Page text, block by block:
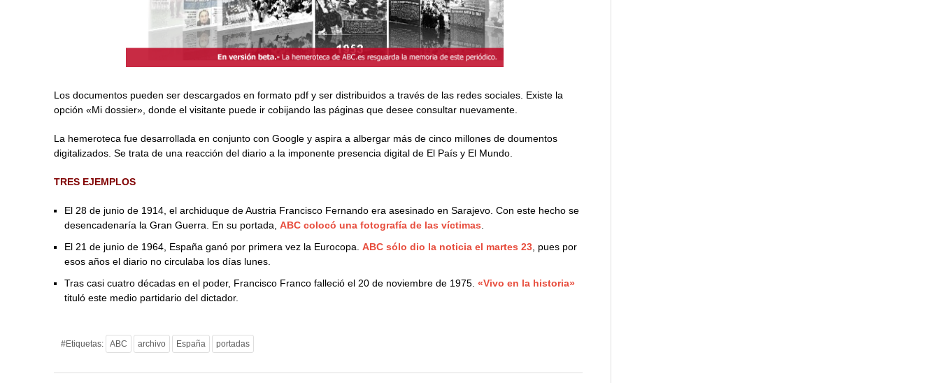
Los documentos pueden ser descargados en formato pdf y ser distribuidos a través de las redes sociales. Existe la
opción «Mi dossier», donde el visitante puede ir cobijando las páginas que desee consultar nuevamente.
La hemeroteca fue desarrollada en conjunto con Google y aspira a albergar más de cinco millones de doumentos
digitalizados. Se trata de una reacción del diario a la imponente presencia digital de El País y El Mundo.
TRES EJEMPLOS
El 28 de junio de 1914, el archiduque de Austria Francisco Fernando era asesinado en Sarajevo. Con este hecho se
desencadenaría la Gran Guerra. En su portada,ABC colocó una fotografía de las víctimas.
El 21 de junio de 1964, España ganó por primera vez la Eurocopa.ABC sólo dio la noticia el martes 23, pues por
esos años el diario no circulaba los días lunes.
Tras casi cuatro décadas en el poder, Francisco Franco falleció el 20 de noviembre de 1975.«Vivo en la historia»
tituló este medio partidario del dictador.
#Etiquetas: ABC archivo España portadas